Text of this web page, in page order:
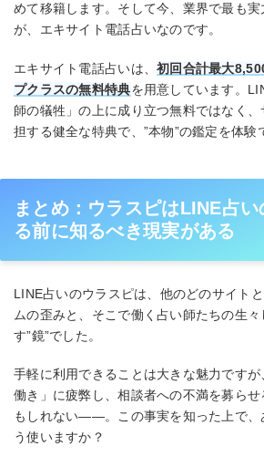
めて移籍します。そして今、業界で最も
が、エキサイト電話占いなのです。
エキサイト電話占いは、初回合計最大
プクラスの無料特典を用意しています。
師の犠牲」の上に成り立つ無料ではなく
担する健全な特典で、”本物”の鑑定を体験
まとめ：ウラスピはLINE占
る前に知るべき現実がある
LINE占いのウラスピは、他のどのサイト
ムの歪みと、そこで働く占い師たちの生
す”鏡”でした。
手軽に利用できることは大きな魅力です
働き」に疲弊し、相談者への不満を募ら
もしれない――。この事実を知った上で、
う使いますか？